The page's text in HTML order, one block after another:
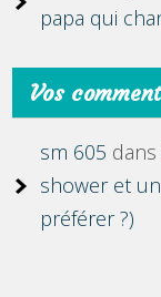
papa qui
Vos
sm 605 dans
shower et
préférer ?)